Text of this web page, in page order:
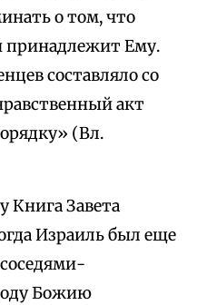
о том, что
принадлежит Ему.
составляло со
акт
(Вл.
Завета
Израиль был еще
Божию